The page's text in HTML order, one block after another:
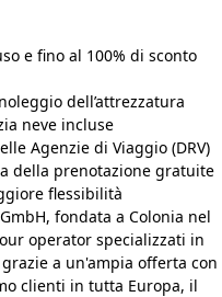
e fino al 100% di sconto
dell’attrezzatura
neve incluse
Agenzie di Viaggio (DRV)
della prenotazione gratuite
flessibilità
fondata a Colonia nel
operator specializzati in
a un'ampia offerta con
clienti in tutta Europa, il